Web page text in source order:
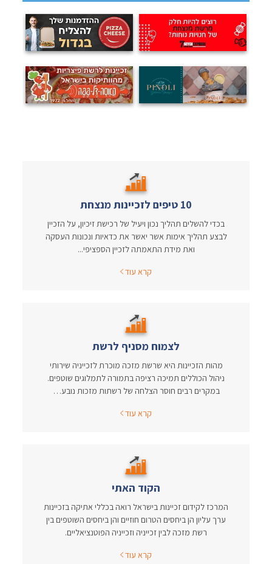
10 טיפים לזכיינות מנצחת
בכדי להשלים תהליך נכון ויעיל של רכישת זיכיון, על הזכיין
לבצע תהליך אימות אשר יאשר את כדאיות ונכונות העסקה
ואת מידת התאמתה לזכיין הספציפי...
קרא עוד
לצמוח מסניף לרשת
מהות הזכיינות היא שרשת מזכה מוכרת לזכייניה שירותי
ניהול הכוללים תמיכה רציפה בתמורה לתמלוגים שוטפים.
במקרים רבים חוסר הצלחה של רשתות מזכות נובע…
קרא עוד
הקוד האתי
המרכז לקידום זכיינות בישראל רואה בכללי אתיקה בזכיינות
ערך עליון הן ביחסים הטרום חוזיים והן ביחסים השוטפים בין
רשת מזכה לבין זכייניה וזכייניה הפוטנציאליים.
קרא עוד